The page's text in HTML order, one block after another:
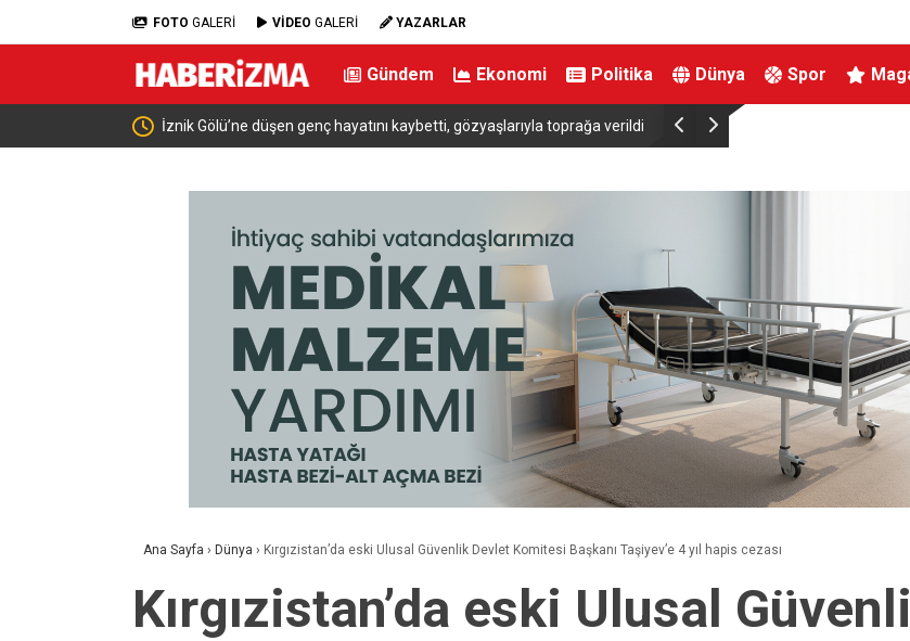
FOTO GALERİ VİDEO GALERİ YAZARLAR
Gündem Ekonomi Politika Dünya Spor
İznik Gölü’ne düşen genç hayatını kaybetti, gözyaşlarıyla toprağa verildi Aile ve Sosyal Hizmetler Bakanı Göktaş
Ana Sayfa › Dünya › Kırgızistan’da eski Ulusal Güvenlik Devlet Komitesi Başkanı Taşiyev’e 4 yıl hapis cezası
Kırgızistan’da eski Ulusal